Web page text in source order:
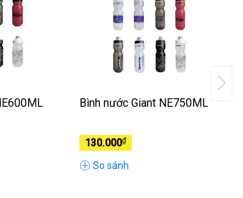
Bình nước Giant NE750ML
130.000₫
So sánh